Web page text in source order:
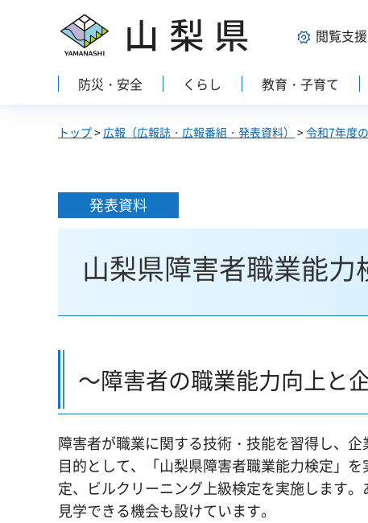
山梨県 閲覧支援
防災・安全 くらし 教育・子育て
トップ> 広報（広報誌・広報番組・発表資料） >令和7年度
発表資料
山梨県障害者職業能
～障害者の職業能力向上と
障害者が職業に関する技術・技能を習得し、
目的として、「山梨県障害者職業能力検定」
定、ビルクリーニング上級検定を実施します
見学できる機会も設けています。